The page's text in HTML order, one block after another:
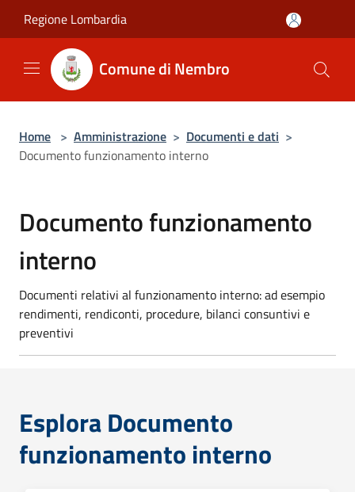
Regione Lombardia
Comune di Nembro
Home > Amministrazione > Documenti e dati >
Documento funzionamento interno
Documento funzionamento
interno
Documenti relativi al funzionamento interno: ad esempio
rendimenti, rendiconti, procedure, bilanci consuntivi e
preventivi
Esplora Documento
funzionamento interno